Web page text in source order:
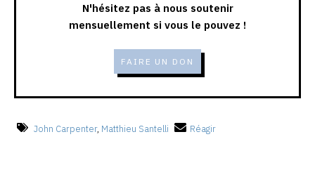
N'hésitez pas à nous soutenir
mensuellement si vous le pouvez !
FAIRE UN DON
John Carpenter, Matthieu Santelli Réagir